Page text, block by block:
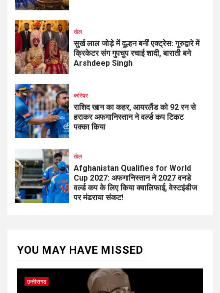
खेल
सुर्ख लाल जोड़े में दुल्हन बनीं एक्ट्रेस: गुरुद्वारे में
क्रिकेटर संग गुपचुप रचाई शादी, बाराती बने
Arshdeep Singh
करियर
राशिद खान का कहर, आयरलैंड को 92 रन से
हराकर अफगानिस्तान ने वर्ल्ड कप टिकट
पक्का किया
खेल
Afghanistan Qualifies for World
Cup 2027: अफगानिस्तान ने 2027 वनडे
वर्ल्ड कप के लिए किया क्वालिफाई, वेस्टइंडीज
पर मंडराया संकट!
YOU MAY HAVE MISSED
छत्तीसगढ